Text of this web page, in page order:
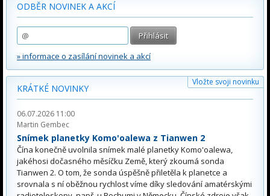
ODBĚR NOVINEK A AKCÍ
» informace o zasílání novinek a akcí
Vložte svoji novinku
KRÁTKÉ NOVINKY
06.07.2026 11:00
Martin Gembec
Snímek planetky Komo'oalewa z Tianwen 2
Čína konečně uvolnila snímek malé planetky Komo'oalewa,
jakéhosi dočasného měsíčku Země, který zkoumá sonda
Tianwen 2. O tom, že sonda úspěšně přiletěla k planetce a
srovnala s ní oběžnou rychlost víme díky sledování amatérskými